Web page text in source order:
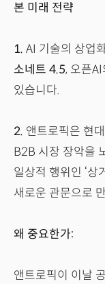
본 미래 전략
1. AI 기술의 상업
소네트 4.5, 오픈AI
있습니다.
2. 앤트로픽은 현
B2B 시장 장악을
일상적 행위인 ‘상
새로운 관문으로
왜 중요한가:
앤트로픽이 이날